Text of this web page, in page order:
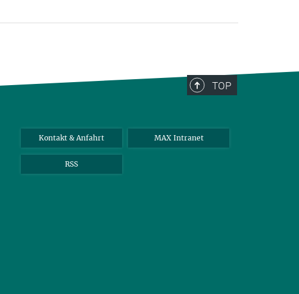
TOP
Kontakt & Anfahrt MAX Intranet
RSS